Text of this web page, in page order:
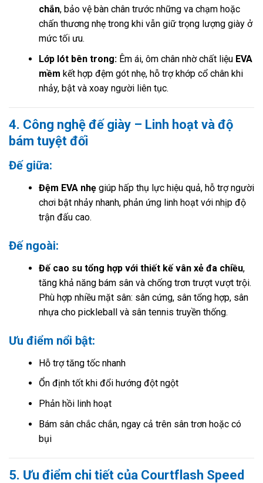
chắn, bảo vệ bàn chân trước những va chạm hoặc
chấn thương nhẹ trong khi vẫn giữ trọng lượng giày ở
mức tối ưu.
Lớp lót bên trong:Êm ái, ôm chân nhờ chất liệu EVA
mềm kết hợp đệm gót nhẹ, hỗ trợ khớp cổ chân khi
nhảy, bật và xoay người liên tục.
4. Công nghệ đế giày – Linh hoạt và độ
bám tuyệt đối
Đế giữa:
Đệm EVA nhẹgiúp hấp thụ lực hiệu quả, hỗ trợ người
chơi bật nhảy nhanh, phản ứng linh hoạt với nhịp độ
trận đấu cao.
Đế ngoài:
Đế cao su tổng hợp với thiết kế vân xẻ đa chiều,
tăng khả năng bám sân và chống trơn trượt vượt trội.
Phù hợp nhiều mặt sân: sân cứng, sân tổng hợp, sân
nhựa cho pickleball và sân tennis truyền thống.
Ưu điểm nổi bật:
Hỗ trợ tăng tốc nhanh
Ổn định tốt khi đổi hướng đột ngột
Phản hồi linh hoạt
Bám sân chắc chắn, ngay cả trên sân trơn hoặc có
bụi
5. Ưu điểm chi tiết của Courtflash Speed